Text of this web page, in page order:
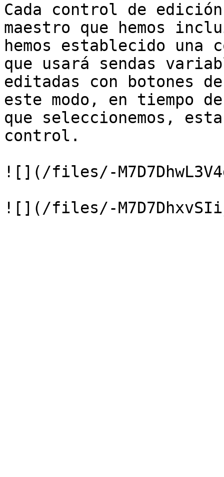
Cada control de
maestro que hemos
hemos establecido
que usará sendas
editadas con botones
este modo, en tiempo
que seleccionemos,
control.
![](/files/-